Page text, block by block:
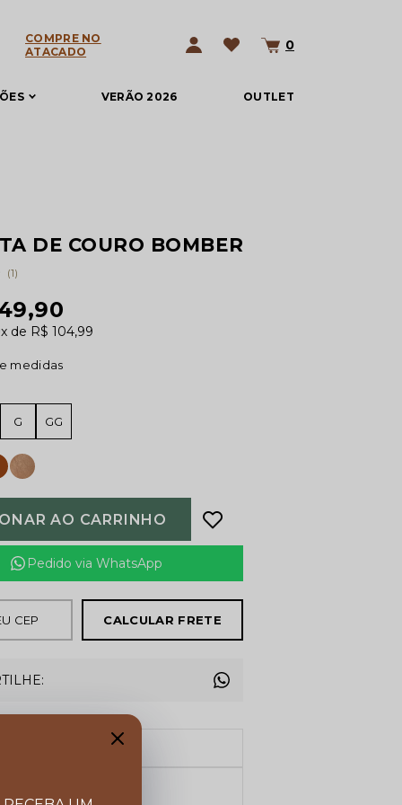
COMPRE NO
ATACADO
0
VERÃO 2026 OUTLET
DE COURO BOMBER
(1)
R$ 104,99
medidas
G GG
AO CARRINHO
Pedido via WhatsApp
CALCULAR FRETE
FRETE GRÁTIS